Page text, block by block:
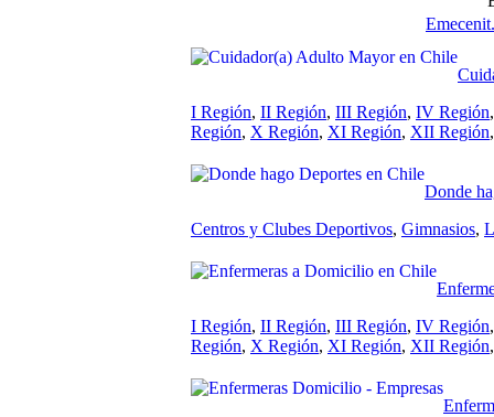
I Región, II Región, III Región, IV Región
Región, X Región, XI Región, XII Región
Donde
Centros y Clubes Deportivos, Gimnasios,
I Región, II Región, III Región, IV Región
Región, X Región, XI Región, XII Región